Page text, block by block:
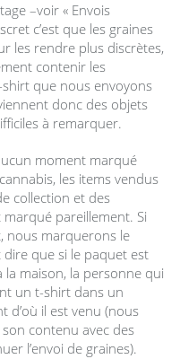
–voir « Envois
c’est que les graines
les rendre plus discrètes,
contenir les
que nous envoyons
donc des objets
à remarquer.
moment marqué
les items vendus
collection et des
pareillement. Si
nous marquerons le
dire que si le paquet est
la maison, la personne qui
un t-shirt dans un
d’où il est venu (nous
contenu avec des
l’envoi de graines).